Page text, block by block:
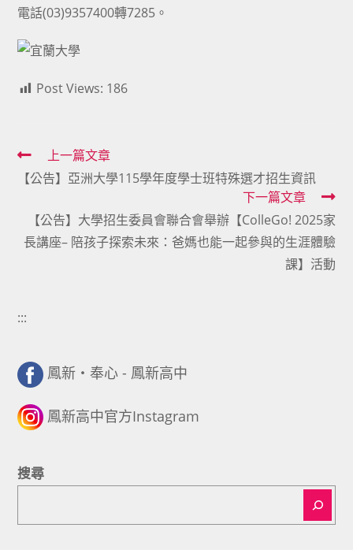
電話(03)9357400轉7285。
Post Views: 186
Read
more
articles
上一篇文章
【公告】亞洲大學115學年度學士班特殊選才招生資訊
下一篇文章
【公告】大學招生委員會聯合會舉辦【ColleGo! 2025家
長講座– 陪孩子探索未來：爸媽也能一起參與的生涯體驗
課】活動
:::
鳳新・奉心 - 鳳新高中
鳳新高中官方Instagram
搜尋